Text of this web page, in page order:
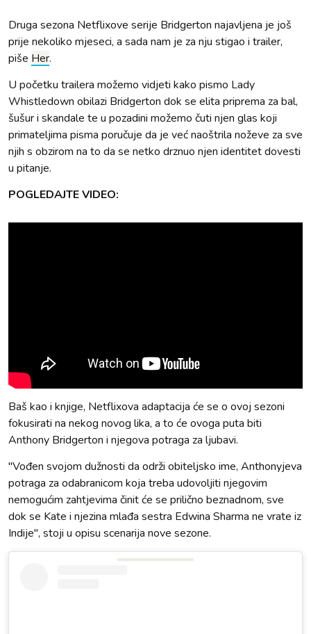
Druga sezona Netflixove serije Bridgerton najavljena je još
prije nekoliko mjeseci, a sada nam je za nju stigao i trailer,
piše Her.
U početku trailera možemo vidjeti kako pismo Lady
Whistledown obilazi Bridgerton dok se elita priprema za bal,
šušur i skandale te u pozadini možemo čuti njen glas koji
primateljima pisma poručuje da je već naoštrila noževe za sve
njih s obzirom na to da se netko drznuo njen identitet dovesti
u pitanje.
POGLEDAJTE VIDEO:
Baš kao i knjige, Netflixova adaptacija će se o ovoj sezoni
fokusirati na nekog novog lika, a to će ovoga puta biti
Anthony Bridgerton i njegova potraga za ljubavi.
"Vođen svojom dužnosti da održi obiteljsko ime, Anthonyjeva
potraga za odabranicom koja treba udovoljiti njegovim
nemogućim zahtjevima činit će se prilično beznadnom, sve
dok se Kate i njezina mlađa sestra Edwina Sharma ne vrate iz
Indije", stoji u opisu scenarija nove sezone.